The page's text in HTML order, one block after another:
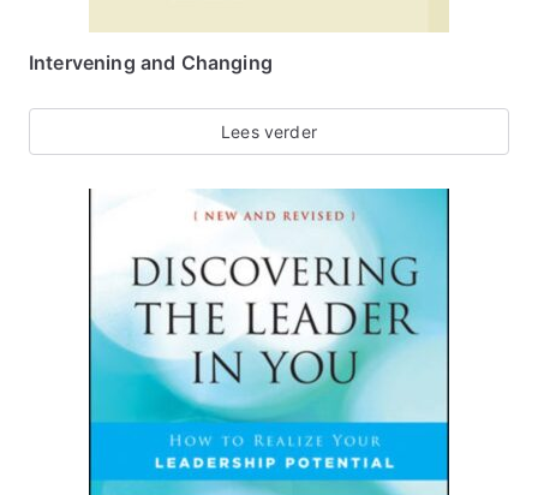
Intervening and Changing
Lees verder